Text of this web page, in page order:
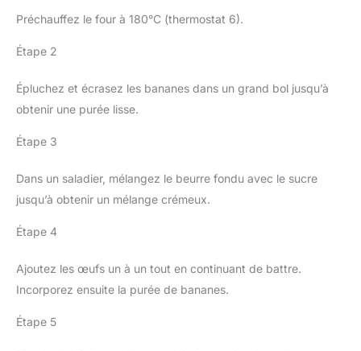
Préchauffez le four à 180°C (thermostat 6).
Étape 2
Épluchez et écrasez les bananes dans un grand bol jusqu’à
obtenir une purée lisse.
Étape 3
Dans un saladier, mélangez le beurre fondu avec le sucre
jusqu’à obtenir un mélange crémeux.
Étape 4
Ajoutez les œufs un à un tout en continuant de battre.
Incorporez ensuite la purée de bananes.
Étape 5